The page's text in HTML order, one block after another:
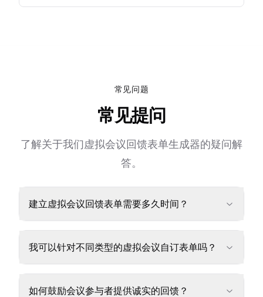
常见问题
常见提问
了解关于我们虚拟会议回馈表单生成器的疑问解
答。
建立虚拟会议回馈表单需要多久时间？
我可以针对不同类型的虚拟会议自订表单吗？
如何鼓励会议参与者提供诚实的回馈？